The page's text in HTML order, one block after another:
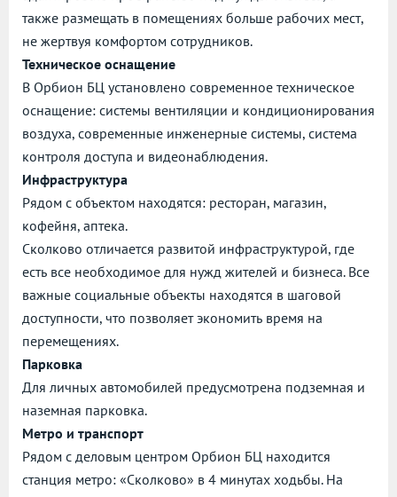
также размещать в помещениях больше рабочих мест,
не жертвуя комфортом сотрудников.
Техническое оснащение
В Орбион БЦ установлено современное техническое
оснащение: системы вентиляции и кондиционирования
воздуха, современные инженерные системы, система
контроля доступа и видеонаблюдения.
Инфраструктура
Рядом с объектом находятся: ресторан, магазин,
кофейня, аптека.
Сколково отличается развитой инфраструктурой, где
есть все необходимое для нужд жителей и бизнеса. Все
важные социальные объекты находятся в шаговой
доступности, что позволяет экономить время на
перемещениях.
Парковка
Для личных автомобилей предусмотрена подземная и
наземная парковка.
Метро и транспорт
Рядом с деловым центром Орбион БЦ находится
станция метро: «Сколково» в 4 минутах ходьбы. На